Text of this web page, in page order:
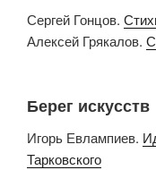
Сергей Гонцов.
Алексей Грякалов.
Берег искусств
Игорь Евлампиев.
Тарковского